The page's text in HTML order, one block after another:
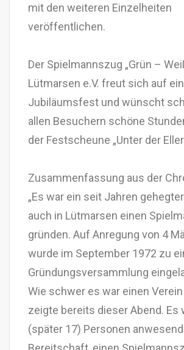
mit den weiteren Einzelheiten
veröffentlichen.
Der Spielmannszug „Grün –
Lütmarsen e.V. freut sich auf
Jubiläumsfest und wünscht
allen Besuchern schöne
der Festscheune „Unter der
Zusammenfassung aus der
„Es war ein seit Jahren
auch in Lütmarsen einen
gründen. Auf Anregung von 4
wurde im September 1972 zu
Gründungsversammlung
Wie schwer es war einen
zeigte bereits dieser Abend. Es
(später 17) Personen